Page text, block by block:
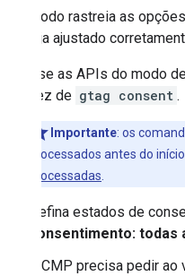
Esse modo rastreia as
dela seja ajustado
Use as APIs do modo
vez de gtag consent .
Importante: os
processados antes do
processadas
Defina estados de
consentimento: todas
A CMP precisa pedir